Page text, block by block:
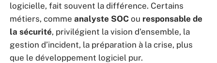
logicielle, fait souvent la différence. Certains
métiers, comme analyste SOC ou responsable de
la sécurité, privilégient la vision d’ensemble, la
gestion d’incident, la préparation à la crise, plus
que le développement logiciel pur.